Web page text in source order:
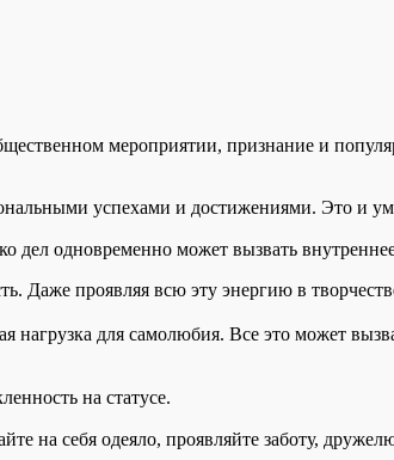
мероприятии, признание и
успехами и достижениями. Это и
дел одновременно может вызвать
Даже проявляя всю эту энергию в
для самолюбия. Все это может
на статусе.
на себя одеяло, проявляйте заботу,